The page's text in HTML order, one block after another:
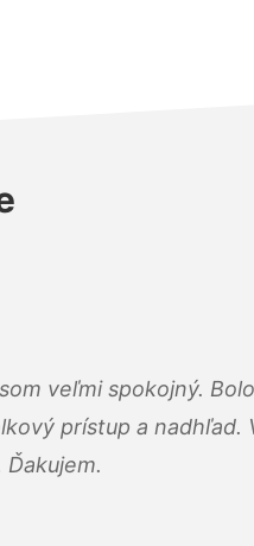
veľmi spokojný.
prístup a nadhľad.